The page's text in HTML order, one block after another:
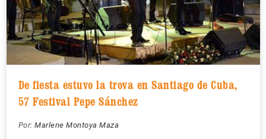
De fiesta estuvo la trova en Santiago de Cuba,
57 Festival Pepe Sánchez
Por: Marlene Montoya Maza